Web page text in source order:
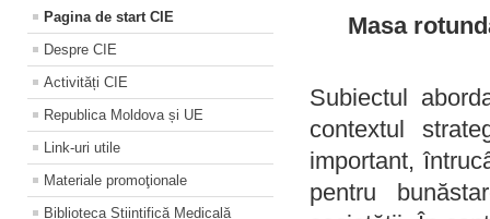
Pagina de start CIE
Despre CIE
Activități CIE
Republica Moldova și UE
Link-uri utile
Materiale promoţionale
Biblioteca Științifică Medicală
Masa
Subiectul
contextul
important,
pentru